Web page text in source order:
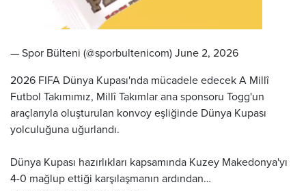
— Spor Bülteni (@sporbultenicom) June 2, 2026
2026 FIFA Dünya Kupası'nda mücadele edecek A Millî
Futbol Takımımız, Millî Takımlar ana sponsoru Togg'un
araçlarıyla oluşturulan konvoy eşliğinde Dünya Kupası
yolculuğuna uğurlandı.
Dünya Kupası hazırlıkları kapsamında Kuzey Makedonya'yı
4-0 mağlup ettiği karşılaşmanın ardından…